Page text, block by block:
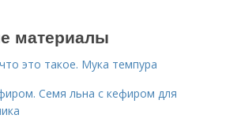
материалы
это такое. Мука темпура
Семя льна с кефиром для